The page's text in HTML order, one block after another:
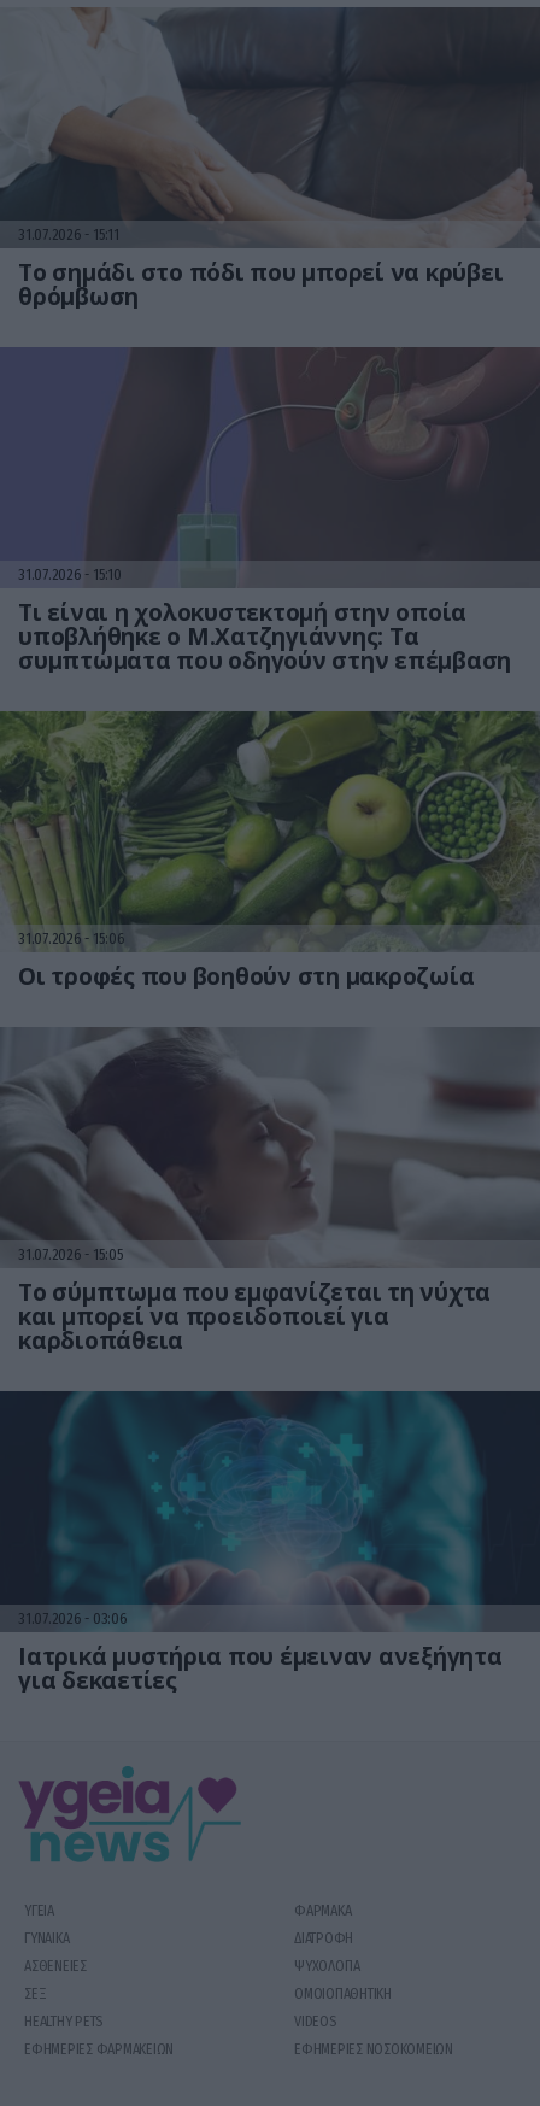
31.07.2026 15:11
Το σημάδι στο πόδι που μπορεί να κρύβει
θρόμβωση
31.07.2026 15:10
Τι είναι η χολοκυστεκτομή στην οποία
υποβλήθηκε ο Μ.Χατζηγιάννης: Tα
συμπτώματα που οδηγούν στην επέμβαση
31.07.2026 15:06
Οι τροφές που βοηθούν στη μακροζωία
31.07.2026 15:05
Το σύμπτωμα που εμφανίζεται τη νύχτα
και μπορεί να προειδοποιεί για
καρδιοπάθεια
31.07.2026 03:06
Ιατρικά μυστήρια που έμειναν ανεξήγητα
για δεκαετίες
ΥΓΕΙΑ
ΦΑΡΜΑΚΑ
ΓΥΝΑΙΚΑ
ΔΙΑΤΡΟΦΗ
ΑΣΘΕΝΕΙΕΣ
ΨΥΧΟΛΟΓΙΑ
ΣΕΞ
ΟΜΟΙΟΠΑΘΗΤΙΚΗ
HEALTHY PETS
VIDEOS
ΕΦΗΜΕΡΙΕΣ ΦΑΡΜΑΚΕΙΩΝ
ΕΦΗΜΕΡΙΕΣ ΝΟΣΟΚΟΜΕΙΩΝ